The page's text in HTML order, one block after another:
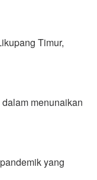
Timur,
menunaikan
yang